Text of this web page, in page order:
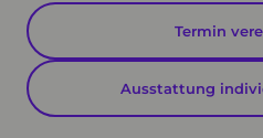
Termin
Ausstattung